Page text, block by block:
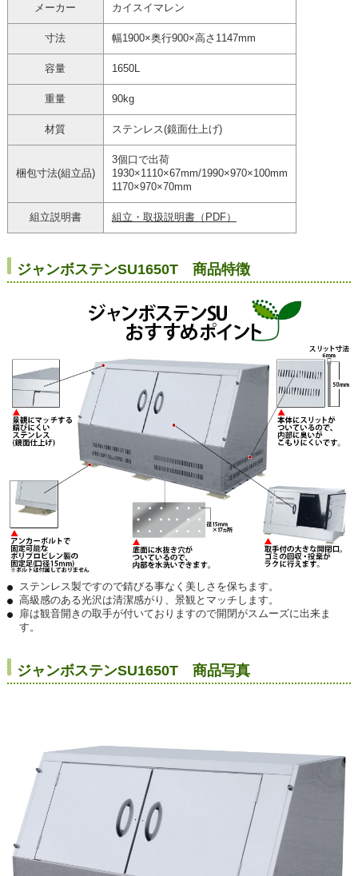
メーカー カイスイマレン
寸法 幅1900×奥行900×高さ1147mm
容量 1650L
重量 90kg
材質 ステンレス(鏡面仕上げ)
梱包寸法(組立品)
3個口で出荷
1930×1110×67mm/1990×970×100mm
1170×970×70mm
組立説明書 組立・取扱説明書（PDF）
ジャンボステンSU1650T 商品特徴
ステンレス製ですので錆びる事なく美しさを保ちます。
高級感のある光沢は清潔感がり、景観とマッチします。
扉は観音開きの取手が付いておりますので開閉がスムーズに出来ま
す。
ジャンボステンSU1650T 商品写真